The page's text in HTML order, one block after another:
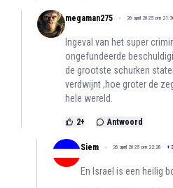
megaman275 26 april 2025 om
Ingeval van het super
ongefundeerde
de grootste schurken
verdwijnt ,hoe groter de
hele wereld.
2+ Antwoord
Siem 26 april 2025 om 22:28 +
En Israel is een heilig